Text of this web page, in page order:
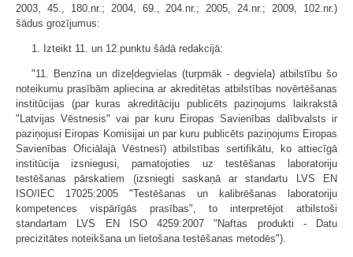
2003, 45., 180.nr.; 2004, 69., 204.nr.; 2005, 24.nr.; 2009, 102.nr.)
šādus grozījumus:
1. Izteikt 11. un 12.punktu šādā redakcijā:
"11. Benzīna un dīzeļdegvielas (turpmāk - degviela) atbilstību šo
noteikumu prasībām apliecina ar akreditētas atbilstības novērtēšanas
institūcijas (par kuras akreditāciju publicēts paziņojums laikrakstā
"Latvijas Vēstnesis" vai par kuru Eiropas Savienības dalībvalsts ir
paziņojusi Eiropas Komisijai un par kuru publicēts paziņojums Eiropas
Savienības Oficiālajā Vēstnesī) atbilstības sertifikātu, ko attiecīgā
institūcija izsniegusi, pamatojoties uz testēšanas laboratoriju
testēšanas pārskatiem (izsniegti saskaņā ar standartu LVS EN
ISO/IEC 17025:2005 "Testēšanas un kalibrēšanas laboratoriju
kompetences vispārīgās prasības", to interpretējot atbilstoši
standartam LVS EN ISO 4259:2007 "Naftas produkti - Datu
precizitātes noteikšana un lietošana testēšanas metodēs").